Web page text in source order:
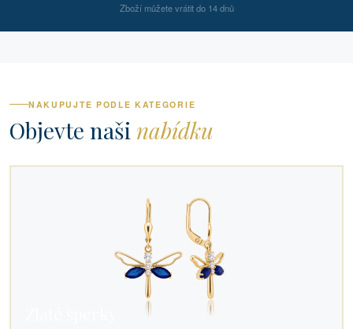
Zboží můžete vrátit do 14 dnů
NAKUPUJTE PODLE KATEGORIE
Objevte naši nabídku